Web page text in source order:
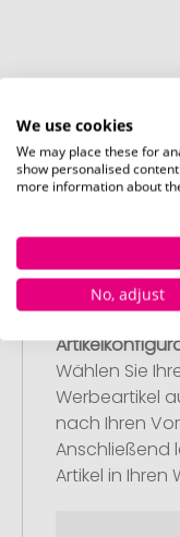
So einfach
Schritt 1:
Wählen Sie
Werbeartikel
nach Ihren
Anschließend
Artikel in Ihren
We use cookies
We may place these for
show personalised
more information about
No, adjust